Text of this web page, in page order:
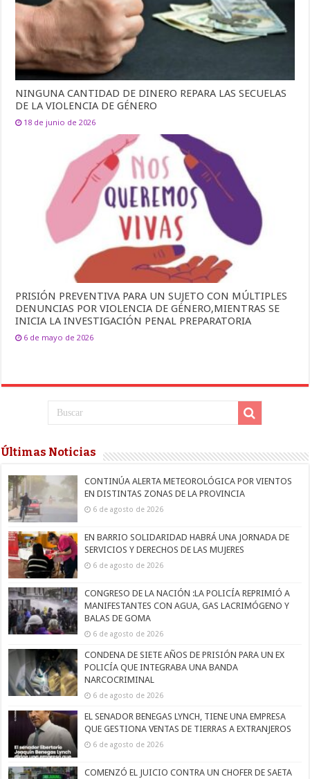
NINGUNA CANTIDAD DE DINERO REPARA LAS SECUELAS
DE LA VIOLENCIA DE GÉNERO
18 de junio de 2026
PRISIÓN PREVENTIVA PARA UN SUJETO CON MÚLTIPLES
DENUNCIAS POR VIOLENCIA DE GÉNERO,MIENTRAS SE
INICIA LA INVESTIGACIÓN PENAL PREPARATORIA
6 de mayo de 2026
Últimas Noticias
CONTINÚA ALERTA METEOROLÓGICA POR VIENTOS
EN DISTINTAS ZONAS DE LA PROVINCIA
6 de agosto de 2026
EN BARRIO SOLIDARIDAD HABRÁ UNA JORNADA DE
SERVICIOS Y DERECHOS DE LAS MUJERES
6 de agosto de 2026
CONGRESO DE LA NACIÓN :LA POLICÍA REPRIMIÓ A
MANIFESTANTES CON AGUA, GAS LACRIMÓGENO Y
BALAS DE GOMA
6 de agosto de 2026
CONDENA DE SIETE AÑOS DE PRISIÓN PARA UN EX
POLICÍA QUE INTEGRABA UNA BANDA
NARCOCRIMINAL
6 de agosto de 2026
EL SENADOR BENEGAS LYNCH, TIENE UNA EMPRESA
QUE GESTIONA VENTAS DE TIERRAS A EXTRANJEROS
6 de agosto de 2026
COMENZÓ EL JUICIO CONTRA UN CHOFER DE SAETA